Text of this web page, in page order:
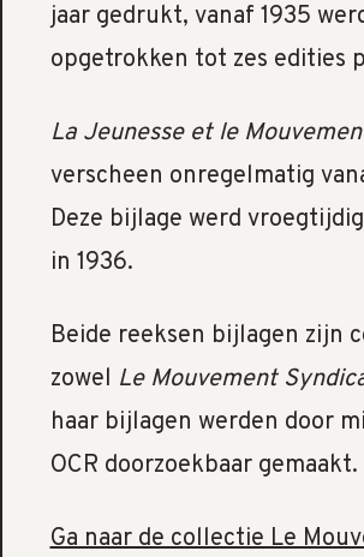
jaar gedrukt, vanaf 1935
opgetrokken tot zes edities
La Jeunesse et le
verscheen onregelmatig
Deze bijlage werd
in 1936.
Beide reeksen bijlagen zijn
zowel Le Mouvement
haar bijlagen werden door
OCR doorzoekbaar gemaakt.
Ga naar de collectie Le